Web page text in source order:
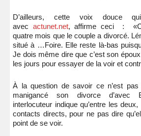
D’ailleurs, cette voix douce
avec actunet.net, affirme ceci :
quatre mois que le couple a divorcé.
situé à …Foire. Elle reste là-bas
Je dois même dire que c’est son
les jours pour essayer de la voir et
À la question de savoir ce n’est
manigancé son divorce d’avec
interlocuteur indique qu’entre les
contacts directs, pour ne pas dire
point de se voir.